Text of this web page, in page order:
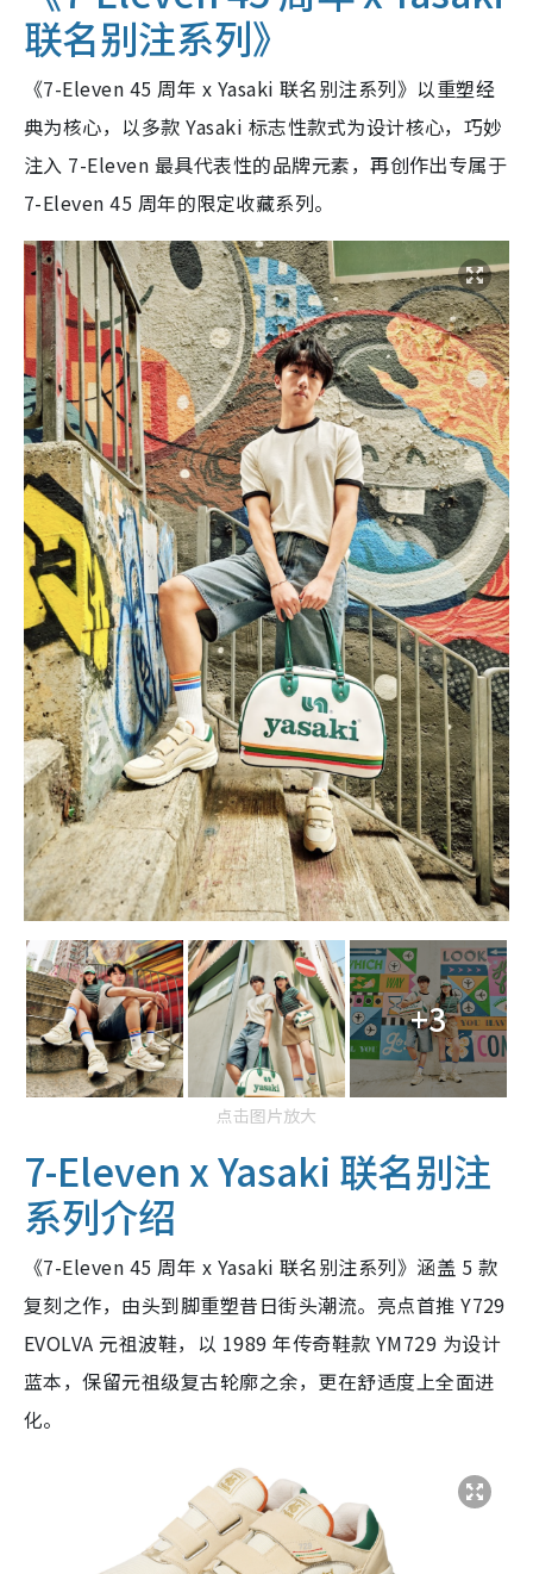
联名别注系列》
《7-Eleven 45 周年 x Yasaki 联名别注系列》以重塑经
典为核心，以多款 Yasaki 标志性款式为设计核心，巧妙
注入 7-Eleven 最具代表性的品牌元素，再创作出专属于
7-Eleven 45 周年的限定收藏系列。
+3
点击图片放大
7-Eleven x Yasaki 联名别注
系列介绍
《7-Eleven 45 周年 x Yasaki 联名别注系列》涵盖 5 款
复刻之作，由头到脚重塑昔日街头潮流。亮点首推 Y729
EVOLVA 元祖波鞋，以 1989 年传奇鞋款 YM729 为设计
蓝本，保留元祖级复古轮廓之余，更在舒适度上全面进
化。